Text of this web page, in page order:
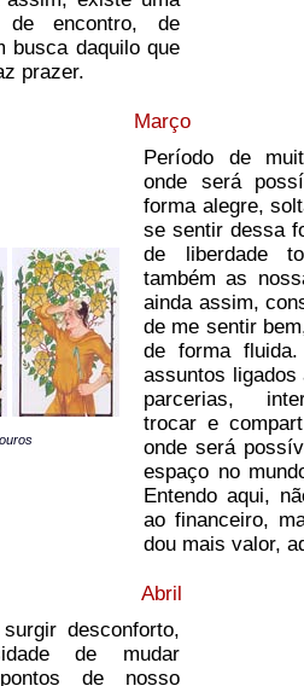
de encontro, de
busca daquilo que
prazer.
Março
Período de
onde será
forma alegre,
se sentir dessa
de liberdade
também as
ainda assim,
de me sentir
de forma
assuntos ligados
parcerias,
trocar e
onde será
espaço no
Entendo aqui,
ao financeiro,
dou mais valor,
Abril
desconforto,
de mudar
de nosso